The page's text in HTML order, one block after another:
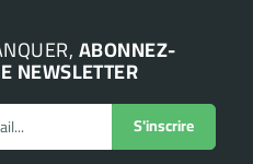
ABONNEZ-
NEWSLETTER